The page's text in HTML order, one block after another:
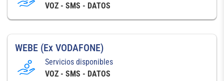
VOZ - SMS - DATOS
WEBE (Ex VODAFONE)
Servicios disponibles
VOZ - SMS - DATOS